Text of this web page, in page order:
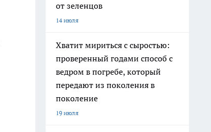
от зеленцов
14 июля
Хватит мириться с сыростью:
проверенный годами способ с
ведром в погребе, который
передают из поколения в
поколение
19 июля